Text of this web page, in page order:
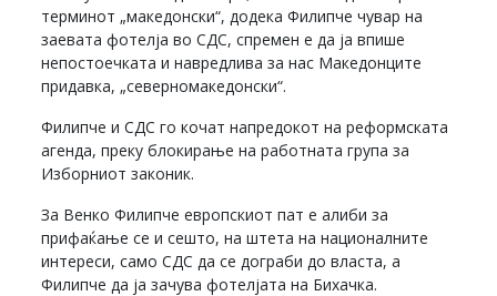
терминот „македонски“, додека Филипче чувар на
заевата фотелја во СДС, спремен е да ја впише
непостоечката и навредлива за нас Македонците
придавка, „северномакедонски“.
Филипче и СДС го кочат напредокот на реформската
агенда, преку блокирање на работната група за
Изборниот законик.
За Венко Филипче европскиот пат е алиби за
прифаќање се и сешто, на штета на националните
интереси, само СДС да се дограби до власта, а
Филипче да ја зачува фотелјата на Бихачка.